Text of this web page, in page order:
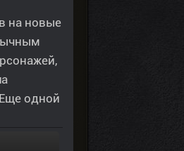
на новые
одной